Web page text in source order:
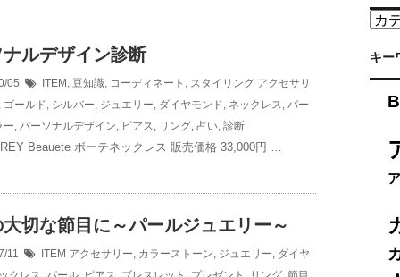
ルデザイン診断
05 ITEM , 豆知識, コーディネート , スタイリング アクセサリ
ゴールド, シルバー, ジュエリー, ダイヤモンド, ネックレス, パー
ー, パーソナルデザイン, ピアス, リング, 占い, 診断
Beauete ボーテネックレス 販売価格 33,000円 …
切な節目に～パールジュエリー～
11 ITEM アクセサリー, カラーストーン, ジュエリー, ダイヤ
カ
ゴ
キー